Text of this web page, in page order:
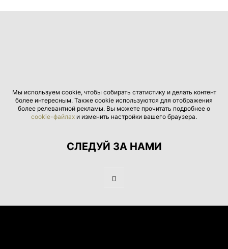
Мы используем cookie, чтобы собирать статистику и делать контент
более интересным. Также cookie используются для отображения
более релевантной рекламы. Вы можете прочитать подробнее о
cookie-файлах и изменить настройки вашего браузера.
СЛЕДУЙ ЗА НАМИ